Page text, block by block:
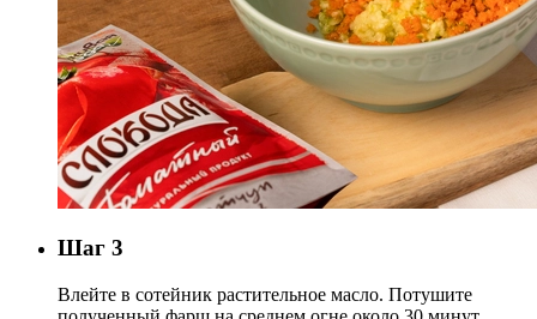
Шаг 3
Влейте в сотейник растительное масло. Потушите